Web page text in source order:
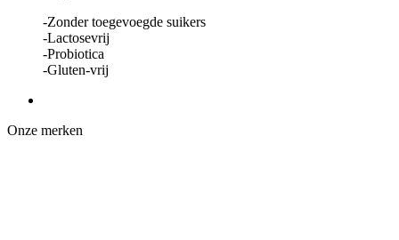
-Zonder toegevoegde suikers
-Lactosevrij
-Probiotica
-Gluten-vrij
Onze merken